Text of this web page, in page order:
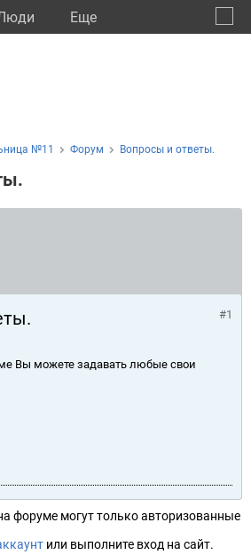
Eще
№11 Форум Вопросы и ответы.
#1
Вы можете задавать любые свои
форуме могут только авторизованные
или выполните вход на сайт.